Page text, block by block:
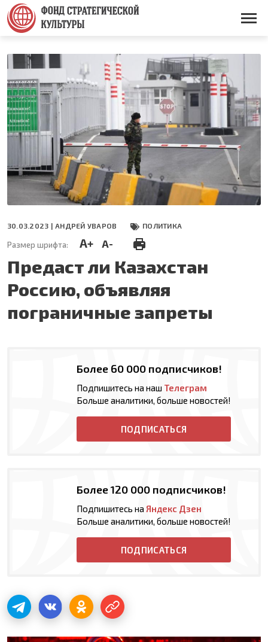
Перейти
основному
содержанию
Основная
30.03.2023 |АНДРЕЙ УВАРОВ ПОЛИТИКА
Размер шрифта: A+ A-
Предаст ли Казахстан
Россию, объявляя
пограничные запреты
Более 60 000 подписчиков!
Подпишитесь на наш Телеграм
Больше аналитики, больше новостей!
ПОДПИСАТЬСЯ
Более 120 000 подписчиков!
Подпишитесь на Яндекс Дзен
Больше аналитики, больше новостей!
ПОДПИСАТЬСЯ